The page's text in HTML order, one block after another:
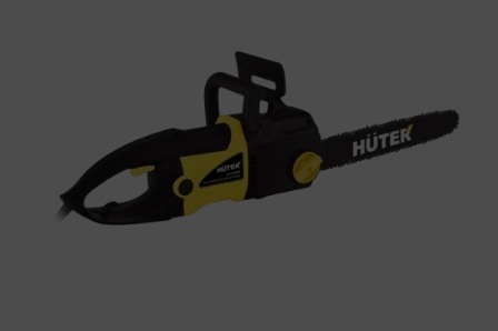
Аудиотехника для автомобилей
Инструменты